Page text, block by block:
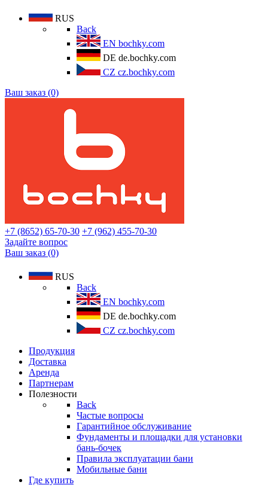
RUS
Back
EN bochky.com
DE de.bochky.com
CZ cz.bochky.com
Ваш заказ (0)
+7 (8652) 65-70-30 +7 (962) 455-70-30
Задайте вопрос
Ваш заказ (0)
RUS
Back
EN bochky.com
DE de.bochky.com
CZ cz.bochky.com
Продукция
Доставка
Аренда
Партнерам
Полезности
Back
Частые вопросы
Гарантийное обслуживание
Фундаменты и площадки для установки
бань-бочек
Правила эксплуатации бани
Мобильные бани
Где купить